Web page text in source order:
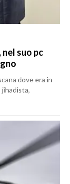
suo pc
dove era in
jihadista,